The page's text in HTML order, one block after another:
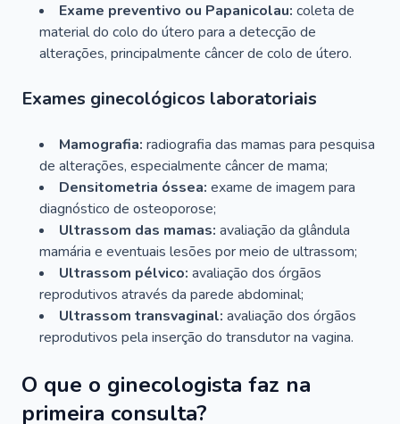
Exame preventivo ou Papanicolau: coleta de
material do colo do útero para a detecção de
alterações, principalmente câncer de colo de útero.
Exames ginecológicos laboratoriais
Mamografia: radiografia das mamas para pesquisa
de alterações, especialmente câncer de mama;
Densitometria óssea: exame de imagem para
diagnóstico de osteoporose;
Ultrassom das mamas: avaliação da glândula
mamária e eventuais lesões por meio de ultrassom;
Ultrassom pélvico: avaliação dos órgãos
reprodutivos através da parede abdominal;
Ultrassom transvaginal: avaliação dos órgãos
reprodutivos pela inserção do transdutor na vagina.
O que o ginecologista faz na
primeira consulta?